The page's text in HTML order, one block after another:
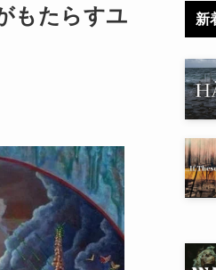
もたらすユ
新